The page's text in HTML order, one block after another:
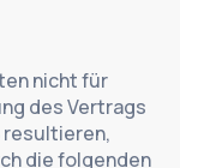
nicht für
des Vertrags
resultieren,
die folgenden